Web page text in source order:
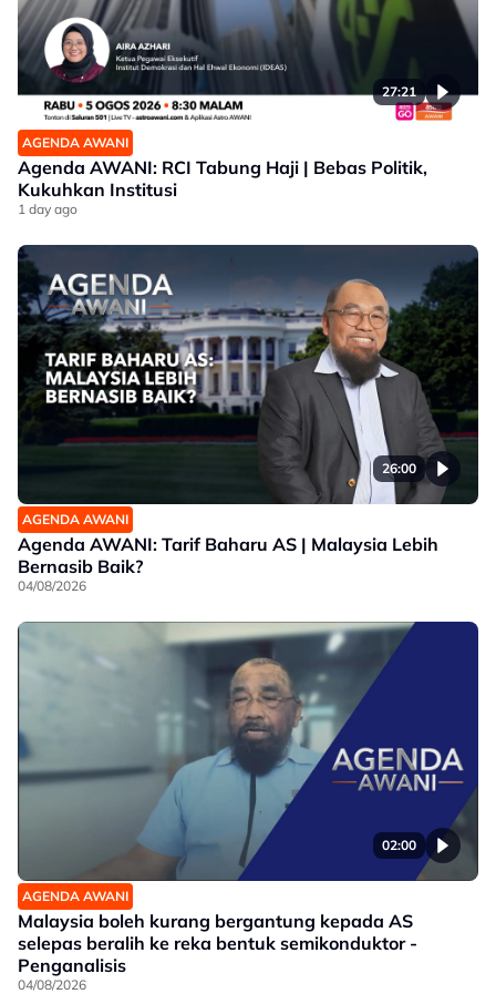
27:21
AGENDA AWANI
Agenda AWANI: RCI Tabung Haji | Bebas Politik,
Kukuhkan Institusi
1 day ago
26:00
AGENDA AWANI
Agenda AWANI: Tarif Baharu AS | Malaysia Lebih
Bernasib Baik?
04/08/2026
02:00
AGENDA AWANI
Malaysia boleh kurang bergantung kepada AS
selepas beralih ke reka bentuk semikonduktor -
Penganalisis
04/08/2026